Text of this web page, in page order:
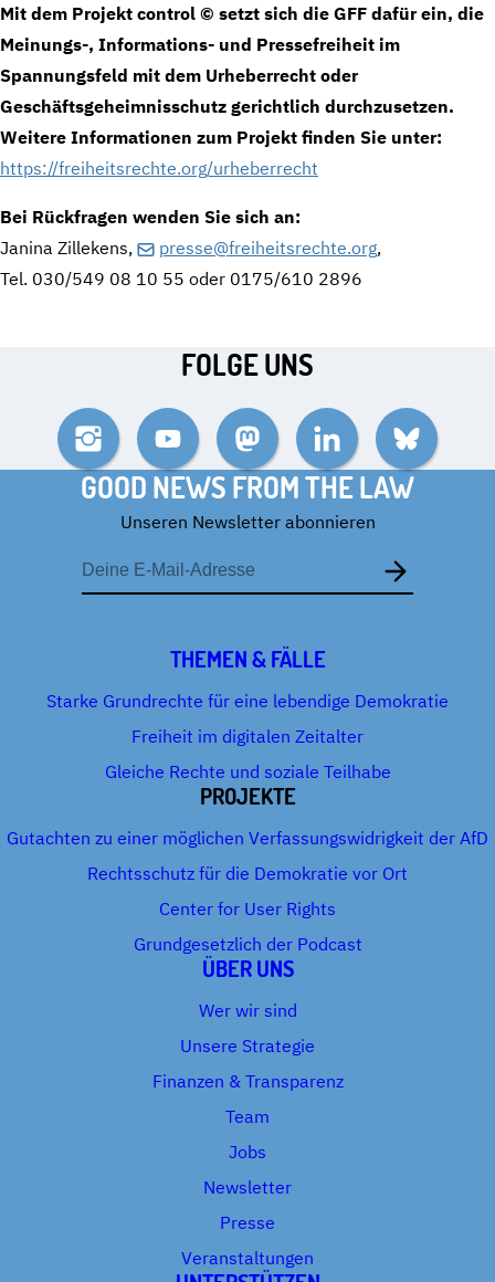
Mit dem Projekt control © setzt sich die GFF dafür ein, die
Meinungs-, Informations- und Pressefreiheit im
Spannungsfeld mit dem Urheberrecht oder
Geschäftsgeheimnisschutz gerichtlich durchzusetzen.
Weitere Informationen zum Projekt finden Sie unter:
https://freiheitsrechte.org/urheberrecht
Bei Rückfragen wenden Sie sich an:
Janina Zillekens,
presse@freiheitsrechte.org,
Tel. 030/549 08 10 55 oder 0175/610 2896
FOLGE UNS
InstagramYouTube MastodonLinkedIn Bluesky
GOOD NEWS FROM THE LAW
Unseren Newsletter abonnieren
E-
Mail-
Adresse
THEMEN & FÄLLE
Starke Grundrechte für eine lebendige Demokratie
Freiheit im digitalen Zeitalter
Gleiche Rechte und soziale Teilhabe
PROJEKTE
Gutachten zu einer möglichen Verfassungswidrigkeit der AfD
Rechtsschutz für die Demokratie vor Ort
Center for User Rights
Grundgesetzlich der Podcast
ÜBER UNS
Wer wir sind
Unsere Strategie
Finanzen & Transparenz
Team
Jobs
Newsletter
Presse
Veranstaltungen